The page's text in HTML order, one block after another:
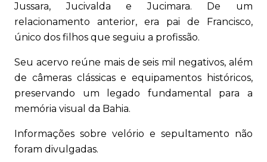
Jussara, Jucivalda e Jucimara. De um
relacionamento anterior, era pai de Francisco,
único dos filhos que seguiu a profissão.
Seu acervo reúne mais de seis mil negativos, além
de câmeras clássicas e equipamentos históricos,
preservando um legado fundamental para a
memória visual da Bahia.
Informações sobre velório e sepultamento não
foram divulgadas.